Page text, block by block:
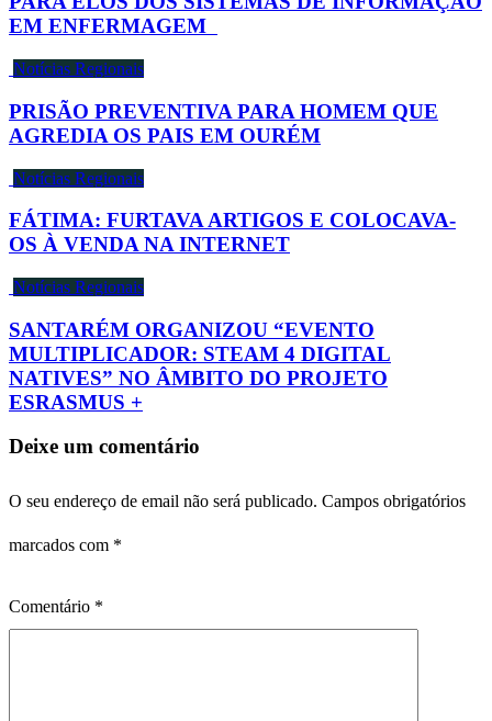
EM ENFERMAGEM
Notícias Regionais
PRISÃO PREVENTIVA PARA HOMEM QUE
AGREDIA OS PAIS EM OURÉM
Notícias Regionais
FÁTIMA: FURTAVA ARTIGOS E COLOCAVA-
OS À VENDA NA INTERNET
Notícias Regionais
SANTARÉM ORGANIZOU “EVENTO
MULTIPLICADOR: STEAM 4 DIGITAL
NATIVES” NO ÂMBITO DO PROJETO
ESRASMUS +
Deixe um comentário
O seu endereço de email não será publicado. Campos obrigatórios
marcados com *
Comentário *